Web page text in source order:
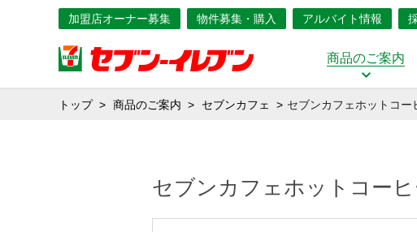
加盟店オーナー募集 物件募集・購入 アルバイト情報
商品のご案内
トップ 商品のご案内 セブンカフェ セブンカフェホットコー
セブンカフェホットコーヒ